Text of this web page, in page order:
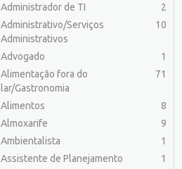
Administrador de TI
2
Administrativo/Serviços
Administrativos
10
Advogado
1
Alimentação fora do
lar/Gastronomia
71
Alimentos
8
Almoxarife
9
Ambientalista
1
Assistente de Planejamento
1